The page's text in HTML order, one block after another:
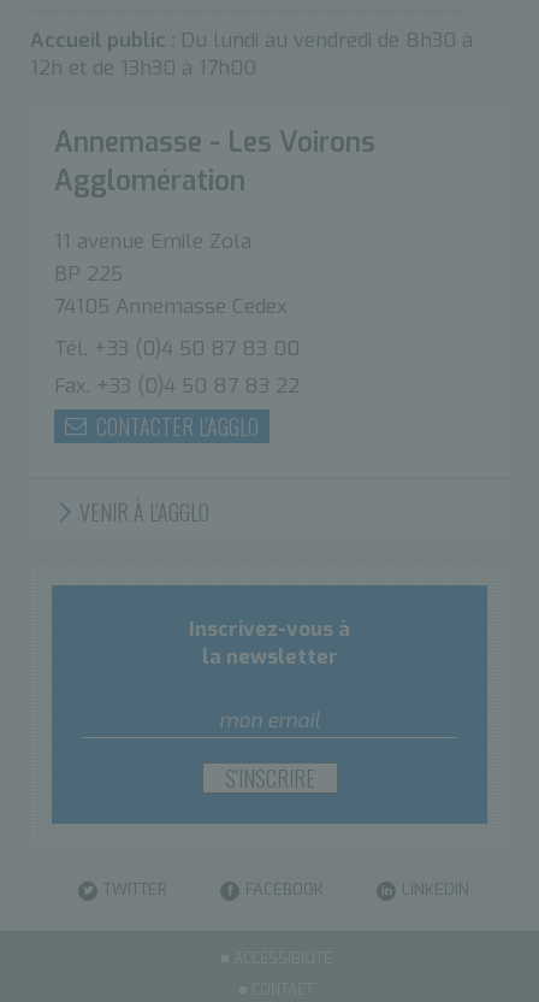
Accueil public : Du lundi au vendredi de 8h30 à
12h et de 13h30 à 17h00
Annemasse - Les Voirons
Agglomération
11 avenue Emile Zola
BP 225
74105 Annemasse Cedex
Tél. +33 (0)4 50 87 83 00
Fax. +33 (0)4 50 87 83 22
CONTACTER L'AGGLO
VENIR À L'AGGLO
Inscrivez-vous à
la newsletter
TWITTER FACEBOOK LINKEDIN
ACCESSIBILITÉ
CONTACT